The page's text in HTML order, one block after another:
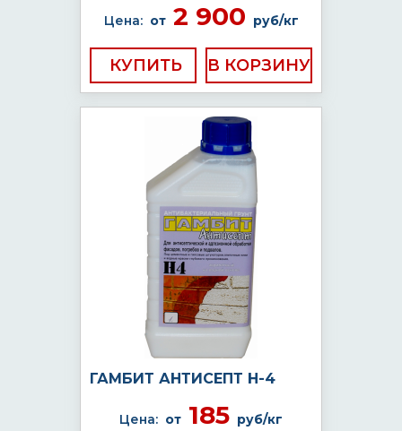
Цена: от2 900 руб/кг
КУПИТЬ
ГАМБИТ АНТИСЕПТ Н-4
Цена: от 185 руб/кг